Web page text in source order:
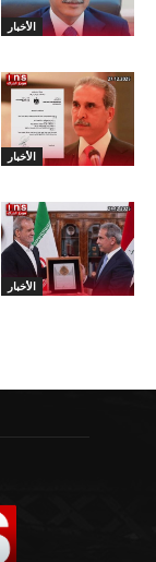
الأخبار
الأخبار
الأخبار